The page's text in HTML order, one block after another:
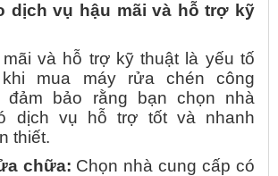
dịch vụ hậu mãi và hỗ trợ kỹ
và hỗ trợ kỹ thuật là yếu tố
mua máy rửa chén công
đảm bảo rằng bạn chọn nhà
dịch vụ hỗ trợ tốt và nhanh
thiết.
chữa: Chọn nhà cung cấp có